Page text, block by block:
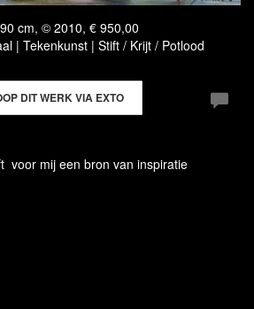
cm, © 2010, € 950,00
| Tekenkunst | Stift / Krijt / Potlood
DIT WERK VIA EXTO
voor mij een bron van inspiratie